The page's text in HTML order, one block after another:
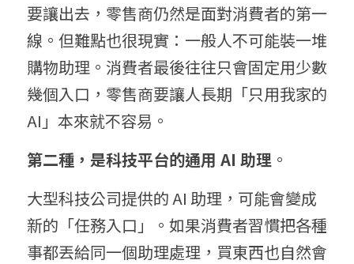
要讓出去，零售商仍然是面對消費者的第一
線。但難點也很現實：一般人不可能裝一堆
購物助理。消費者最後往往只會固定用少數
幾個入口，零售商要讓人長期「只用我家的
AI」本來就不容易。
第二種，是科技平台的通用 AI 助理 。
大型科技公司提供的 AI 助理，可能會變成
新的「任務入口」。如果消費者習慣把各種
事都丟給同一個助理處理，買東西也自然會